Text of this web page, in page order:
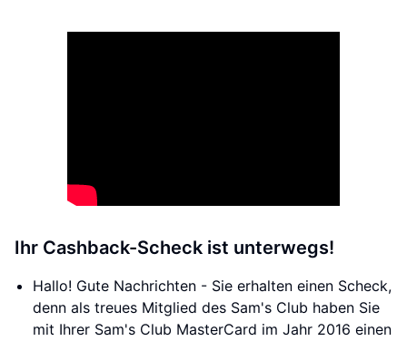
Ihr Cashback-Scheck ist unterwegs!
Hallo! Gute Nachrichten - Sie erhalten einen Scheck,
denn als treues Mitglied des Sam's Club haben Sie
mit Ihrer Sam's Club MasterCard im Jahr 2016 einen